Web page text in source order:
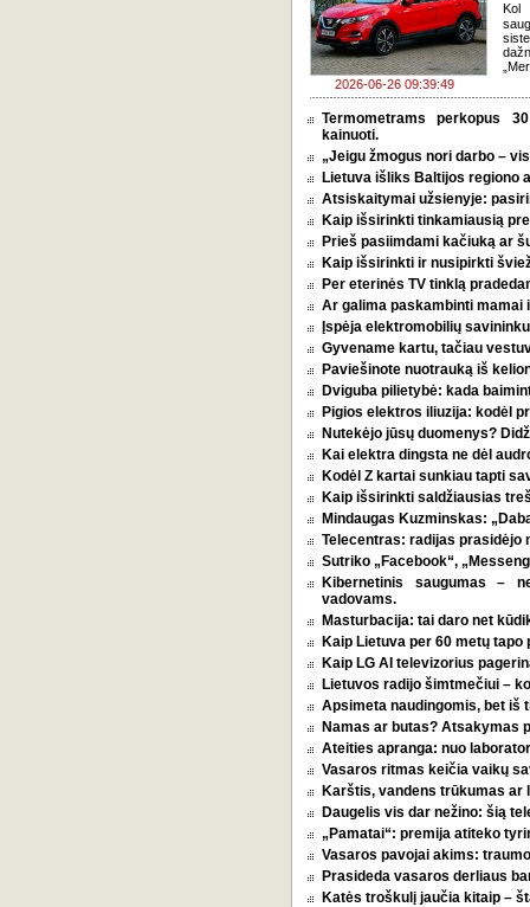
2026-06-26 09:39:49
Kol
Termometrams perkopus
kainuoti.
„Jeigu žmogus nori darbo –
Lietuva išliks Baltijos regiono
Atsiskaitymai užsienyje:
Kaip išsirinkti tinkamiausią
Prieš pasiimdami kačiuką ar
Kaip išsirinkti ir nusipirkti
Per eterinės TV tinklą
Ar galima paskambinti mamai
Įspėja elektromobilių
Gyvename kartu, tačiau
Paviešinote nuotrauką iš
Dviguba pilietybė: kada
Pigios elektros iliuzija: kodėl
Nutekėjo jūsų duomenys?
Kai elektra dingsta ne dėl
Kodėl Z kartai sunkiau tapti
Kaip išsirinkti saldžiausias
Mindaugas Kuzminskas:
Telecentras: radijas prasidėjo
Sutriko „Facebook“,
Kibernetinis saugumas –
vadovams.
Masturbacija: tai daro net
Kaip Lietuva per 60 metų
Kaip LG AI televizorius
Lietuvos radijo šimtmečiui –
Apsimeta naudingomis, bet iš
Namas ar butas? Atsakymas
Ateities apranga: nuo
Vasaros ritmas keičia vaikų
Karštis, vandens trūkumas ar
Daugelis vis dar nežino: šią
„Pamatai“: premija atiteko
Vasaros pavojai akims:
Prasideda vasaros derliaus
Katės troškulį jaučia kitaip –